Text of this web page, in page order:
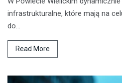
infrastrukturalne, które mają na
do…
Read More